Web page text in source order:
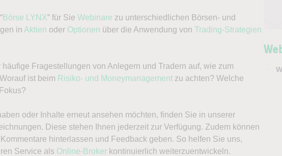
Börse LYNX” für Sie Webinare zu unterschiedlichen Börsen- und
in Aktien oder Optionen über die Anwendung von Trading-Strategien
Fragestellungen von Anlegern und Tradern auf, wie zum
ist beim Risiko- und Moneymanagement zu achten? Welche
oder Inhalte erneut ansehen möchten, finden Sie in unserer
Diese stehen Ihnen jederzeit zur Verfügung. Zudem können
Kommentare hinterlassen und Feedback geben. So helfen Sie uns,
Service als Online-Broker kontinuierlich weiterzuentwickeln.